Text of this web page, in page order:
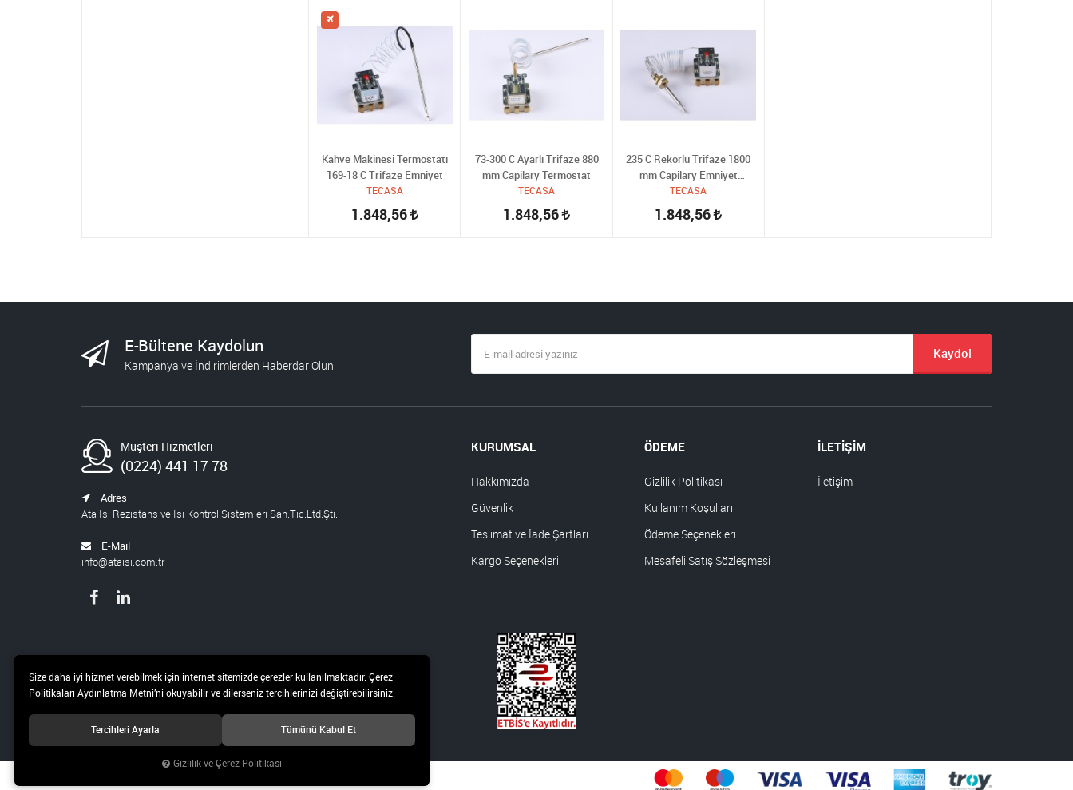
Kahve Makinesi Termostatı
169-18 C Trifaze Emniyet
TECASA
1.848,56
73-300 C Ayarlı Trifaze 880
mm Capilary Termostat
TECASA
1.848,56
235 C Rekorlu Trifaze 1800
mm Capilary Emniyet
Termostat
TECASA
1.848,56
E-Bültene Kaydolun
Kampanya ve İndirimlerden Haberdar Olun!
Kaydol
Müşteri Hizmetleri
(0224) 441 17 78
Adres
Ata Isı Rezistans ve Isı Kontrol Sistemleri San.Tic.Ltd.Şti.
E-Mail
info@ataisi.com.tr
KURUMSAL
Hakkımızda
Güvenlik
Teslimat ve İade Şartları
Kargo Seçenekleri
ÖDEME
Gizlilik Politikası
Kullanım Koşulları
Ödeme Seçenekleri
Mesafeli Satış Sözleşmesi
İLETİŞİM
İletişim
Size daha iyi hizmet verebilmek için internet sitemizde çerezler kullanılmaktadır. Çerez
Politikaları Aydınlatma Metni’ni okuyabilir ve dilerseniz tercihlerinizi değiştirebilirsiniz.
Tercihleri Ayarla Tümünü Kabul Et
Gizlilik ve Çerez Politikası